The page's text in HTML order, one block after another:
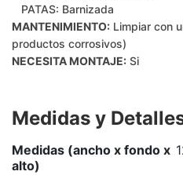
PATAS: Barnizada
MANTENIMIENTO: Limpiar con
productos corrosivos)
NECESITA MONTAJE: Si
Medidas y
Medidas (ancho x fondo x
alto)